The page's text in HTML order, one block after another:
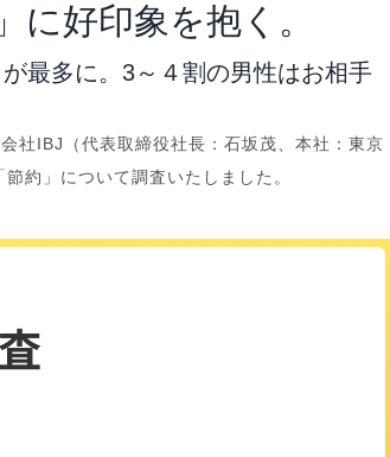
に好印象を抱く。
最多に。3～４割の男性はお相手
社IBJ（代表取締役社長：石坂茂、本社：東京
約」について調査いたしました。